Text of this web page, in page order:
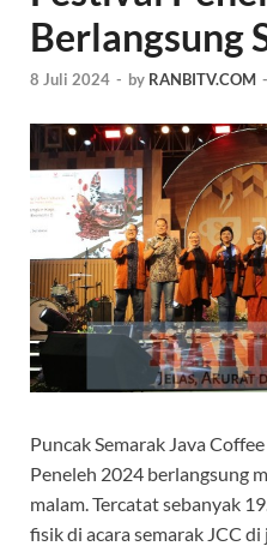
Berlangsung
8 Juli 2024 - by RANBITV.COM -
Puncak Semarak Java
Peneleh 2024 berlangsung
malam. Tercatat sebanyak
fisik di acara semarak JCC